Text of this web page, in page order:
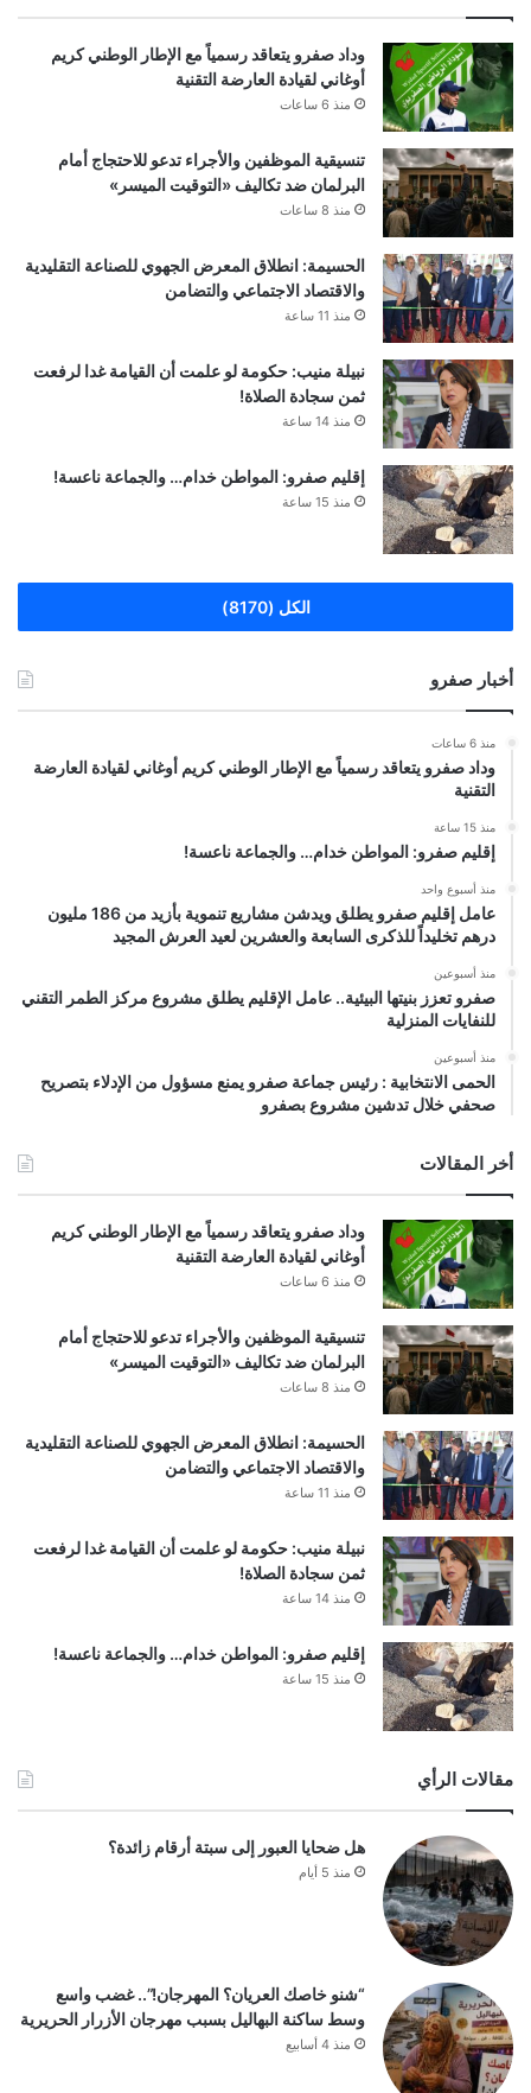
وداد صفرو يتعاقد رسمياً مع الإطار الوطني كريم
أوغاني لقيادة العارضة التقنية
منذ 6 ساعات
تنسيقية الموظفين والأجراء تدعو للاحتجاج أمام
البرلمان ضد تكاليف «التوقيت الميسر»
منذ 8 ساعات
الحسيمة: انطلاق المعرض الجهوي للصناعة التقليدية
والاقتصاد الاجتماعي والتضامن
منذ 11 ساعة
نبيلة منيب: حكومة لو علمت أن القيامة غدا لرفعت
ثمن سجادة الصلاة!
منذ 14 ساعة
إقليم صفرو: المواطن خدام… والجماعة ناعسة!
منذ 15 ساعة
الكل (8170)
أخبار صفرو
منذ 6 ساعات
وداد صفرو يتعاقد رسمياً مع الإطار الوطني كريم أوغاني لقيادة العارضة
التقنية
منذ 15 ساعة
إقليم صفرو: المواطن خدام… والجماعة ناعسة!
منذ أسبوع واحد
عامل إقليم صفرو يطلق ويدشن مشاريع تنموية بأزيد من 186 مليون
درهم تخليداً للذكرى السابعة والعشرين لعيد العرش المجيد
منذ أسبوعين
صفرو تعزز بنيتها البيئية.. عامل الإقليم يطلق مشروع مركز الطمر التقني
للنفايات المنزلية
منذ أسبوعين
الحمى الانتخابية : رئيس جماعة صفرو يمنع مسؤول من الإدلاء بتصريح
صحفي خلال تدشين مشروع بصفرو
أخر المقالات
وداد صفرو يتعاقد رسمياً مع الإطار الوطني كريم
أوغاني لقيادة العارضة التقنية
منذ 6 ساعات
تنسيقية الموظفين والأجراء تدعو للاحتجاج أمام
البرلمان ضد تكاليف «التوقيت الميسر»
منذ 8 ساعات
الحسيمة: انطلاق المعرض الجهوي للصناعة التقليدية
والاقتصاد الاجتماعي والتضامن
منذ 11 ساعة
نبيلة منيب: حكومة لو علمت أن القيامة غدا لرفعت
ثمن سجادة الصلاة!
منذ 14 ساعة
إقليم صفرو: المواطن خدام… والجماعة ناعسة!
منذ 15 ساعة
مقالات الرأي
هل ضحايا العبور إلى سبتة أرقام زائدة؟
منذ 5 أيام
“شنو خاصك العريان؟ المهرجان!”.. غضب واسع
وسط ساكنة البهاليل بسبب مهرجان الأزرار الحريرية
منذ 4 أسابيع